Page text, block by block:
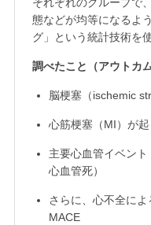
それぞれのグループで
態などが均等になるよ
グ」という統計技術を
調べたこと（アウトカム
脳梗塞（ischemic
心筋梗塞（MI）が
主要心血管イベント
心血管死）
さらに、心不全に
MACE